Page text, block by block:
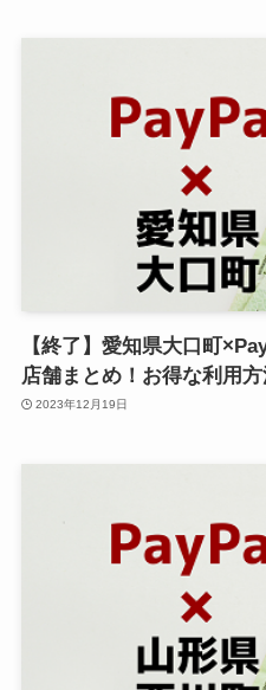
【終了】愛知県大口町
店舗まとめ！お得な利用方
2023年12月19日